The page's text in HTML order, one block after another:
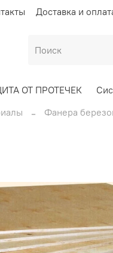
Доставка и
ОТ ПРОТЕЧЕК
Фанера